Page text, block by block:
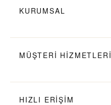
KURUMSAL
MÜŞTERİ HİZMETLERİ
HIZLI ERİŞİM